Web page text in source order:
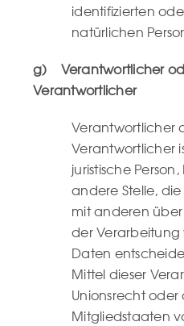
identifizierten
natürlichen
g) Verantwortlicher
Verantwortlicher
Verantwortlicher
Verantwortlicher
juristische
andere Stelle,
mit anderen
der
Daten
Mittel dieser
Unionsrecht
Mitgliedstaaten